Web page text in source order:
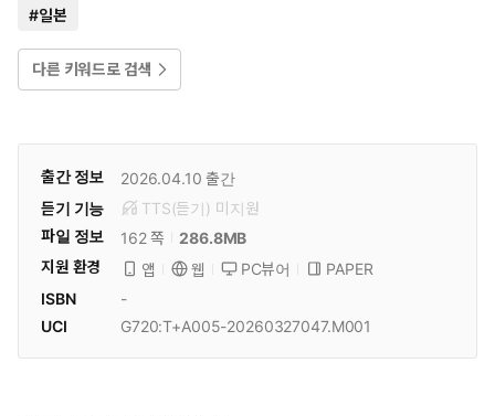
#일본
다른 키워드로 검색
출간 정보 2026.04.10 출간
듣기 기능
TTS(듣기) 미 지원
파일 정보
162 쪽
286.8MB
지원 환경
앱 웹 PC뷰어
PAPER
ISBN
-
UCI
G720:T+A005-20260327047.M001